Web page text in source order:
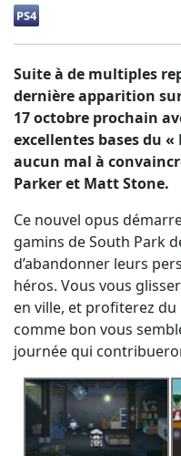
PS4
Suite à de multiples
dernière apparition
17 octobre prochain
excellentes bases du
aucun mal à
Parker et Matt Stone.
Ce nouvel opus
gamins de South Park
d’abandonner leurs
héros. Vous vous
en ville, et profiterez
comme bon vous
journée qui